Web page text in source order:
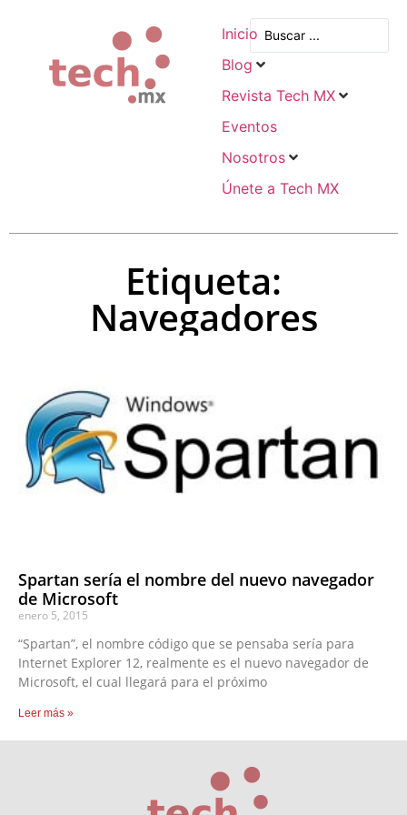
Inicio
Blog
Revista Tech MX
Eventos
Nosotros
Únete a Tech MX
Etiqueta:
Navegadores
Spartan sería el nombre del nuevo navegador
de Microsoft
enero 5, 2015
“Spartan”, el nombre código que se pensaba sería para
Internet Explorer 12, realmente es el nuevo navegador de
Microsoft, el cual llegará para el próximo
Leer más »